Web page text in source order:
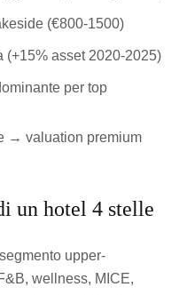
(€800-1500)
(+15% asset 2020-2025)
per top
→ valuation premium
un hotel 4 stelle
upper-
wellness, MICE,